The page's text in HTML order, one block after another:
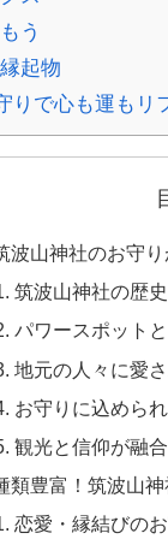
う
起物
りで心も運もリ
波山神社のお守
筑波山神社の歴
パワースポット
地元の人々に愛
お守りに込めら
観光と信仰が融
類豊富！筑波山
恋愛・縁結びの